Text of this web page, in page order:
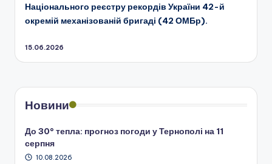
Національного реєстру рекордів України 42-й
окремій механізованій бригаді (42 ОМБр).
15.06.2026
Новини
До 30° тепла: прогноз погоди у Тернополі на 11
серпня
10.08.2026